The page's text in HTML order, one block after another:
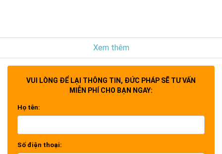
Xem thêm
VUI LÒNG ĐỂ LẠI THÔNG TIN, ĐỨC PHÁP SẼ TƯ VẤN
MIỄN PHÍ CHO BẠN NGAY:
Họ tên:
Số điện thoại: